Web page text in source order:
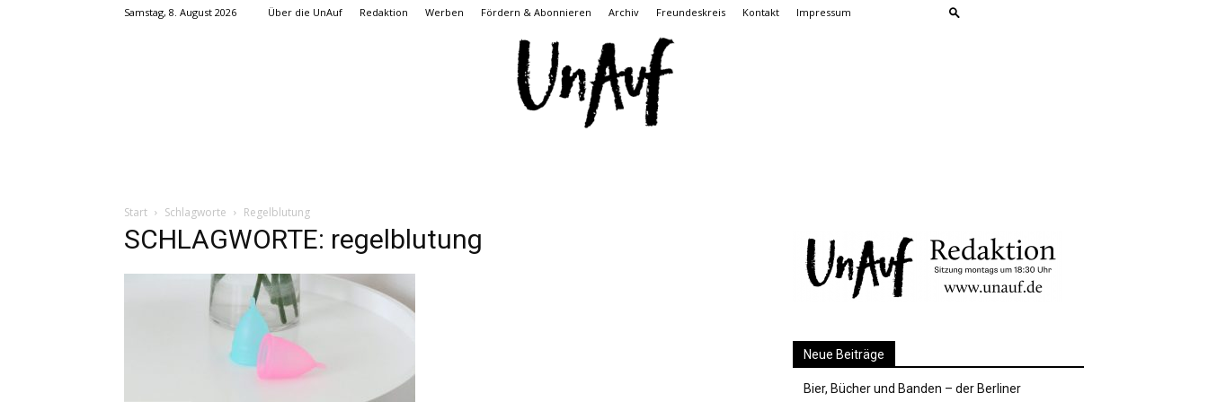
Samstag, 8. August 2026 Über die UnAuf Redaktion Werben Fördern & Abonnieren Archiv Freundeskreis Kontakt Impressum
Start Schlagworte Regelblutung
SCHLAGWORTE: regelblutung
Neue Beiträge
Bier, Bücher und Banden – der Berliner